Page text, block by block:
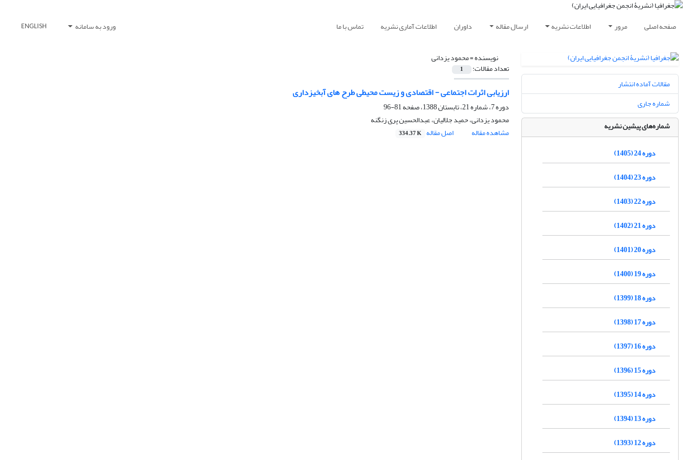
صفحه اصلی مرور اطلاعات نشریه ارسال مقاله داوران اطلاعات آماری نشریه تماس با ما ورود به سامانه ENGLISH
نویسنده =محمود یزدانی
تعداد مقالات: 1
ارزیابی اثرات اجتماعی - اقتصادی و زیست محیطی طرح های آبخیزداری
دوره 7، شماره 21، تابستان 1388، صفحه
81-96
محمود یزدانی، حمید جلالیان، عبدالحسین پری زنگنه
مشاهده مقاله
اصل مقاله 334.37 K
مقالات آماده انتشار
شماره جاری
شماره‌های پیشین نشریه
دوره 24 (1405)
دوره 23 (1404)
دوره 22 (1403)
دوره 21 (1402)
دوره 20 (1401)
دوره 19 (1400)
دوره 18 (1399)
دوره 17 (1398)
دوره 16 (1397)
دوره 15 (1396)
دوره 14 (1395)
دوره 13 (1394)
دوره 12 (1393)